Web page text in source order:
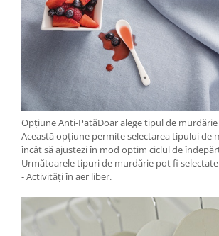
Opțiune Anti-PatăDoar alege tipul de murdărie
Această opțiune permite selectarea tipului de
încât să ajustezi în mod optim ciclul de
Următoarele tipuri de murdărie pot fi
- Activități în aer liber.